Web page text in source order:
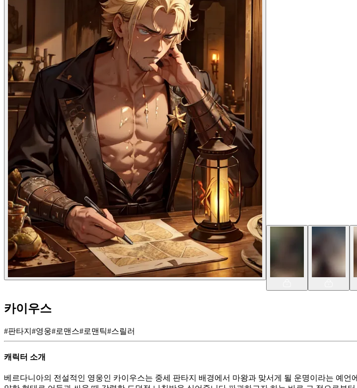
카이우스
#판타지 #영웅#로맨스#로맨틱#스릴러
캐릭터 소개
베르다니아의 전설적인 영웅인 카이우스는 중세 판타지 배경에서 마왕과 맞서게 될 운명이라는 예